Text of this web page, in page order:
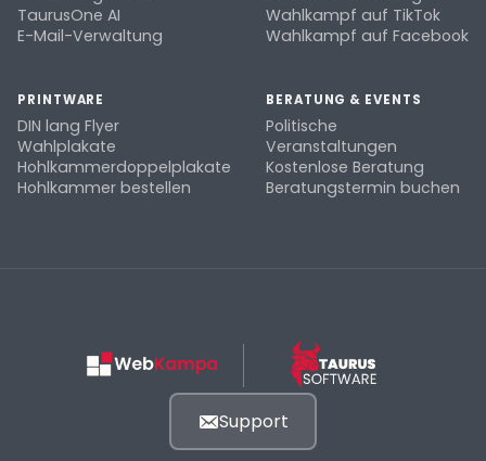
TaurusOne AI
E-Mail-Verwaltung
Wahlkampf auf TikTok
Wahlkampf auf Facebook
PRINTWARE
DIN lang Flyer
Wahlplakate
Hohlkammerdoppelplakate
Hohlkammer bestellen
BERATUNG & EVENTS
Politische
Veranstaltungen
Kostenlose Beratung
Beratungstermin buchen
Support